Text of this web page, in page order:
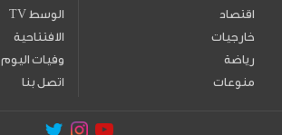
اقتصاد
خارجيات
رياضة
منوعات
TV الوسط
الافتتاحية
وفيات اليوم
اتصل بنا